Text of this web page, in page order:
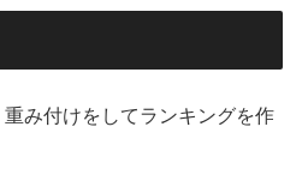
み付けをしてランキングを作